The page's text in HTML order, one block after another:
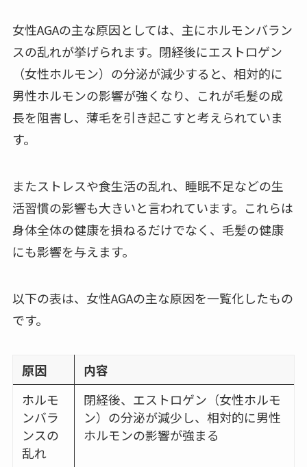
女性AGAの主な原因としては、主にホルモンバラン
スの乱れが挙げられます。閉経後にエストロゲン
（女性ホルモン）の分泌が減少すると、相対的に
男性ホルモンの影響が強くなり、これが毛髪の成
長を阻害し、薄毛を引き起こすと考えられていま
す。
またストレスや食生活の乱れ、睡眠不足などの生
活習慣の影響も大きいと言われています。これらは
身体全体の健康を損ねるだけでなく、毛髪の健康
にも影響を与えます。
以下の表は、女性AGAの主な原因を一覧化したもの
です。
原因
内容
ホルモ
ンバラ
ンスの
乱れ
閉経後、エストロゲン（女性ホルモ
ン）の分泌が減少し、相対的に男性
ホルモンの影響が強まる